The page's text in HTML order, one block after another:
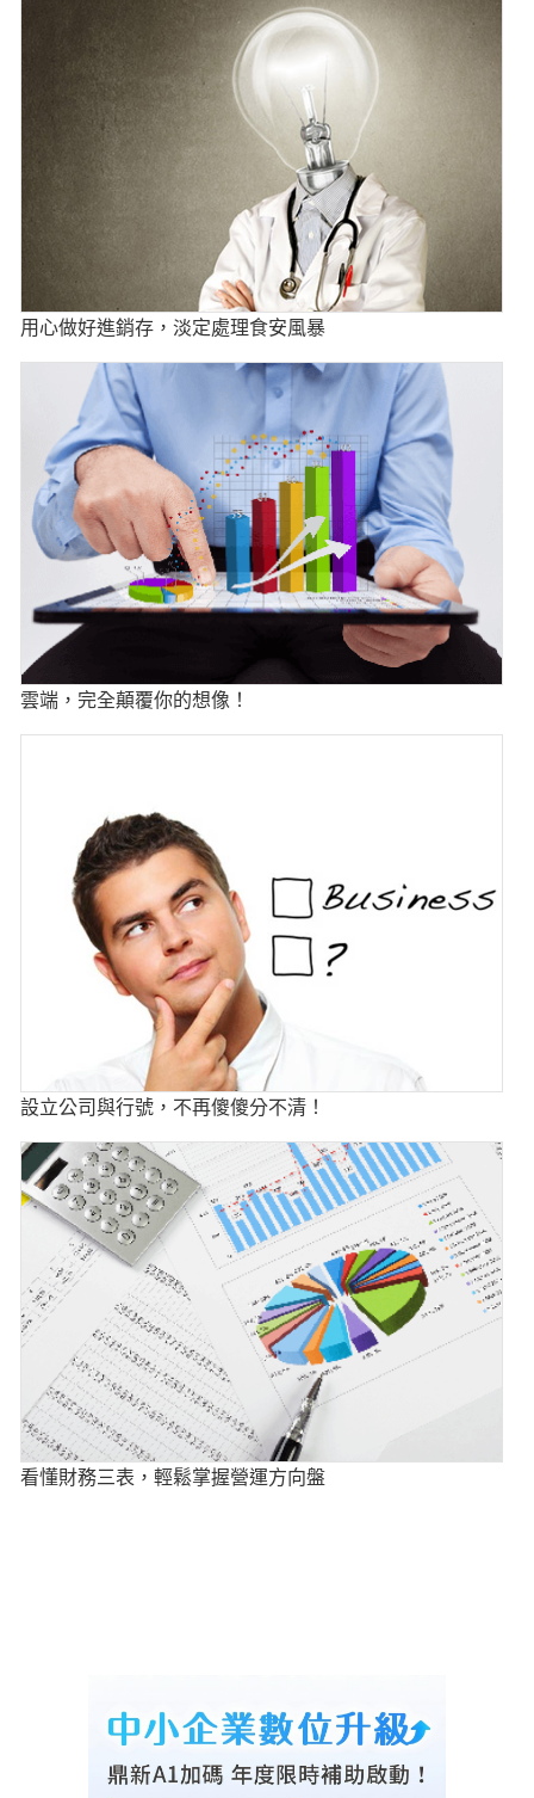
用心做好進銷存，淡定處理食安風暴
雲端，完全顛覆你的想像！
設立公司與行號，不再傻傻分不清！
看懂財務三表，輕鬆掌握營運方向盤